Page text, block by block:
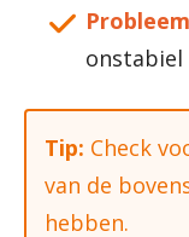
onstabiel
Tip: Check
van de
hebben.